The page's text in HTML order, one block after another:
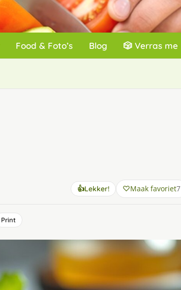
Food & Foto’s Blog 🎲 Verras me
👍Lekker! Maak favoriet7
Print